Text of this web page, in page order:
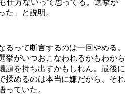
仕方ないって思ってる。選挙が
た」と説明。
って断言するのは一回やめる。
挙がいつおこなわれるかもわから
題を持ち出すかもしれん。最後に
揉めるのは本当に嫌だから、それ
っていた。